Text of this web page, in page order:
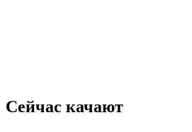
Сейчас качают